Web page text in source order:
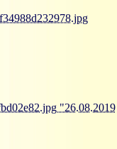
"26.08.2019